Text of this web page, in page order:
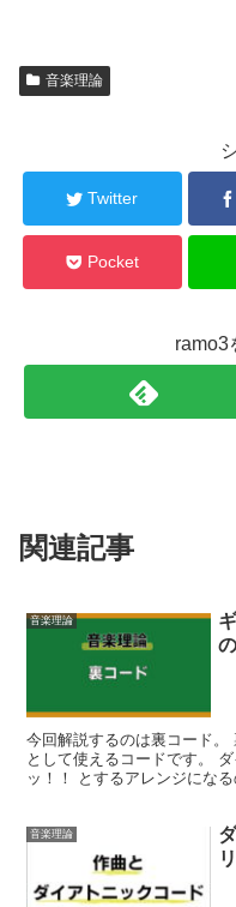
音楽理論
Twitter
Pocket
ramo3
関連記事
音楽理論
今回解説するのは裏コード
として使えるコードです。
ッ！！ とするアレンジにな
音楽理論